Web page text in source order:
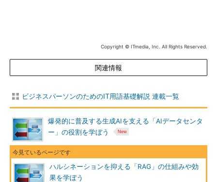
Copyright © ITmedia, Inc. All Rights Reserved.
関連情報
ビジネスパーソンのためのIT用語基礎解説 連載一覧
爆発的に普及する生成AIを支える「AIデータセンタ
ー」の役割を学ぼう
ハルシネーションを抑える「RAG」の仕組みや効
果を学ぼう